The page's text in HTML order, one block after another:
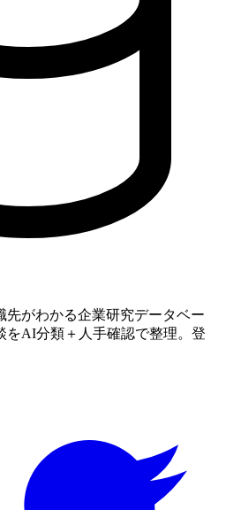
先がわかる企業研究データベー
をAI分類＋人手確認で整理。登